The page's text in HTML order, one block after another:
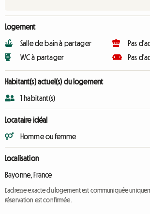
Logement
Salle de bain à partager
WC à partager
Pas
Pas
Habitant(s) actuel(s) du logement
1 habitant(s)
Locataire idéal
Homme ou femme
Localisation
Bayonne, France
L'adresse exacte du logement est communiquée
réservation est confirmée.